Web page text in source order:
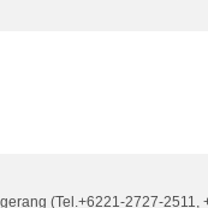
(Tel.+6221-2727-